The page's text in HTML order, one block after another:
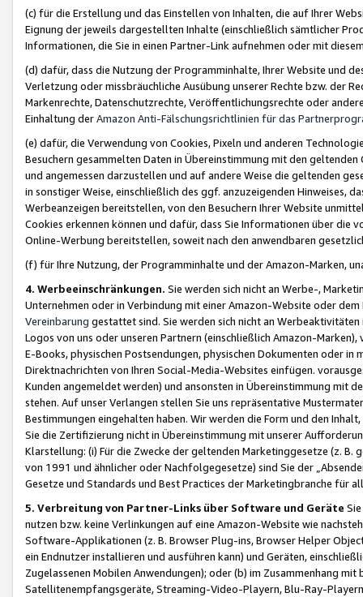
(c) für die Erstellung und das Einstellen von Inhalten, die auf Ihrer
Eignung der jeweils dargestellten Inhalte (einschließlich sämtlicher
Informationen, die Sie in einen Partner-Link aufnehmen oder mit
(d) dafür, dass die Nutzung der Programminhalte, Ihrer Website und
Verletzung oder missbräuchliche Ausübung unserer Rechte bzw. der
Markenrechte, Datenschutzrechte, Veröffentlichungsrechte oder
Einhaltung derAmazon Anti-Fälschungsrichtlinien für das
(e) dafür, die Verwendung von Cookies, Pixeln und anderen
Besuchern gesammelten Daten in Übereinstimmung mit den
und angemessen darzustellen und auf andere Weise die geltenden
in sonstiger Weise, einschließlich des ggf. anzuzeigenden Hinweises,
Werbeanzeigen bereitstellen, von den Besuchern Ihrer Website
Cookies erkennen können und dafür, dass Sie Informationen über die
Online-Werbung bereitstellen, soweit nach den anwendbaren
(f) für Ihre Nutzung, der Programminhalte und der Amazon-Marken,
4. Werbeeinschränkungen. Sie werden sich nicht an Werbe-,
Unternehmen oder in Verbindung mit einer Amazon-Website oder
Vereinbarung gestattet sind. Sie werden sich nicht an
Logos von uns oder unseren Partnern (einschließlich Amazon-
E-Books, physischen Postsendungen, physischen Dokumenten oder in
Direktnachrichten von Ihren Social-Media-Websites einfügen.
Kunden angemeldet werden) und ansonsten in Übereinstimmung mit
stehen. Auf unser Verlangen stellen Sie uns repräsentative
Bestimmungen eingehalten haben. Wir werden die Form und den
Sie die Zertifizierung nicht in Übereinstimmung mit unserer
Klarstellung: (i) Für die Zwecke der geltenden Marketinggesetze (z. B.
von 1991 und ähnlicher oder Nachfolgegesetze) sind Sie der
Gesetze und Standards und Best Practices der Marketingbranche für
5. Verbreitung von Partner-Links über Software und Geräte
nutzen bzw. keine Verlinkungen auf eine Amazon-Website wie
Software-Applikationen (z. B. Browser Plug-ins, Browser Helper
ein Endnutzer installieren und ausführen kann) und Geräten,
Zugelassenen Mobilen Anwendungen); oder (b) im Zusammenhang
Satellitenempfangsgeräte, Streaming-Video-Playern, Blu-Ray-